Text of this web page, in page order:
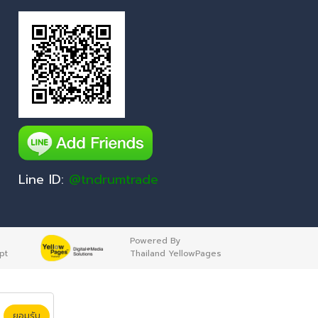
Line ID: @tndrumtrade
Powered By
Thailand YellowPages